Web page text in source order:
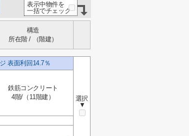
表示中物件を
一括でチェック
構造
所在階 / （階建）
表面利回14.7％
選択
▼
鉄筋コンクリート
4階/（11階建）